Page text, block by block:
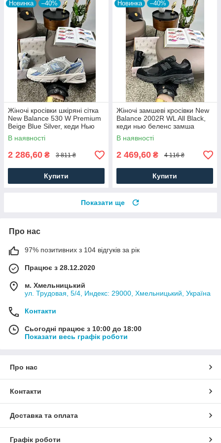
Новинка –40%
Жіночі кросівки шкіряні сітка
New Balance 530 W Premium
Beige Blue Silver, кеди Нью
Беленс. Жіноче взуття
В наявності
2 286,60 ₴ 3 811 ₴
Купити
Новинка –40%
Жіночі замшеві кросівки New
Balance 2002R WL All Black,
кеди нью беленс замша
текстиль. Жіноче взуття
В наявності
2 469,60 ₴ 4 116 ₴
Купити
Показати ще
Про нас
97% позитивних з 104 відгуків за рік
Працює з 28.12.2020
м. Хмельницький
ул. Трудовая, 5/4, Индекс: 29000, Хмельницький, Україна
Контакти
Сьогодні працює з 10:00 до 18:00
Показати весь графік роботи
Про нас
Контакти
Доставка та оплата
Графік роботи